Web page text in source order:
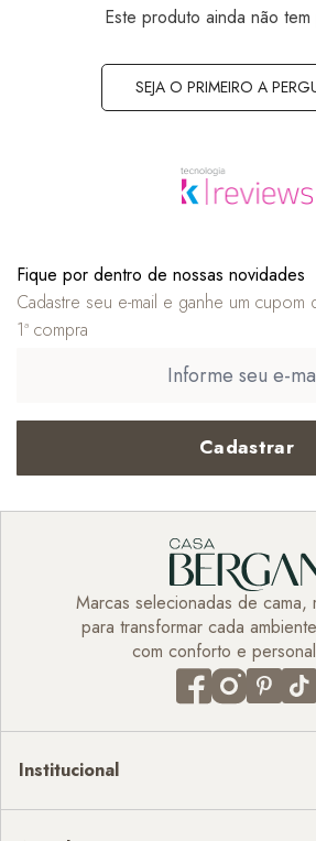
Este produto ainda não tem
SEJA O PRIMEIRO A
Fique por dentro de nossas novidades
Cadastre seu e-mail e ganhe um
1ª compra
Cadastrar
Marcas selecionadas de cama,
para transformar cada
com conforto e
Institucional